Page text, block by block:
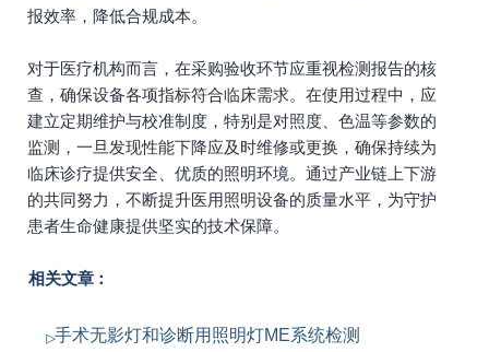
报效率，降低合规成本。
对于医疗机构而言，在采购验收环节应重视检测报告的核
查，确保设备各项指标符合临床需求。在使用过程中，应
建立定期维护与校准制度，特别是对照度、色温等参数的
监测，一旦发现性能下降应及时维修或更换，确保持续为
临床诊疗提供安全、优质的照明环境。通过产业链上下游
的共同努力，不断提升医用照明设备的质量水平，为守护
患者生命健康提供坚实的技术保障。
相关文章：
手术无影灯和诊断用照明灯ME系统检测